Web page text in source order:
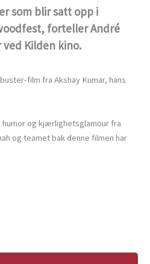
som blir satt opp i
forteller André
Kilden kino.
film fra Akshay Kumar, hans
og kjærlighetsglamour fra
og teamet bak denne filmen har